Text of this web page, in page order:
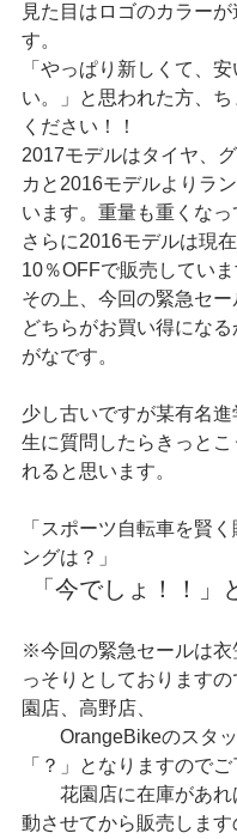
見た目はロゴのカラー
す。
「やっぱり新しくて、
い。」と思われた方、ち
ください！！
2017モデルはタイヤ、
カと2016モデルよりラ
います。重量も重くなっ
さらに2016モデルは現
10％OFFで販売していま
その上、今回の緊急セー
どちらがお買い得にな
がなです。
少し古いですが某有名
生に質問したらきっとこ
れると思います。
「スポーツ自転車を賢
ングは？」
「今でしょ！！」
※今回の緊急セールは衣
っそりとしております
園店、高野店、
OrangeBikeのスタッ
「？」となりますのでご
花園店に在庫があれ
動させてから販売しま